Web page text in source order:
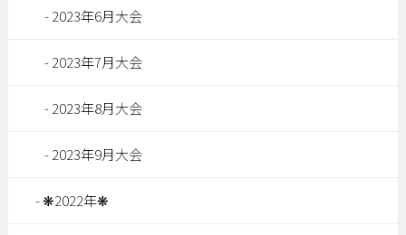
2023年6月大会
2023年7月大会
2023年8月大会
2023年9月大会
❋2022年❋